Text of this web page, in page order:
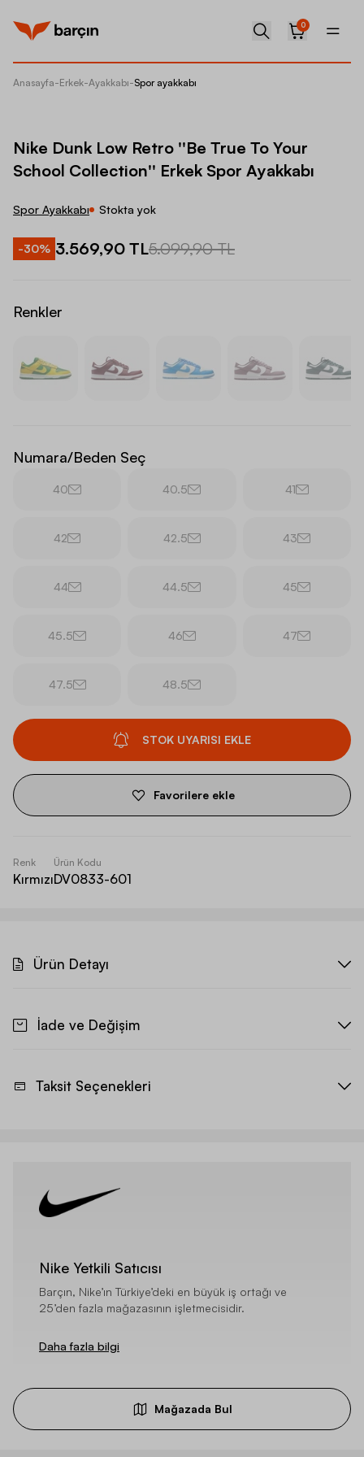
0
Anasayfa-Erkek-Ayakkabı-Spor ayakkabı
Nike Dunk Low Retro ''Be True To Your
School Collection'' Erkek Spor Ayakkabı
Spor Ayakkabı Stokta yok
-30% 3.569,90 TL5.099,90 TL
Renkler
Numara/Beden Seç
40 40.5 41
42 42.5 43
44 44.5 45
45.5 46 47
47.5 48.5
STOK UYARISI EKLE
Favorilere ekle
Renk
Kırmızı
Ürün Kodu
DV0833-601
Ürün Detayı
İade ve Değişim
Taksit Seçenekleri
Nike Yetkili Satıcısı
Barçın, Nike’ın Türkiye’deki en büyük iş ortağı ve
25’den fazla mağazasının işletmecisidir.
Daha fazla bilgi
Mağazada Bul